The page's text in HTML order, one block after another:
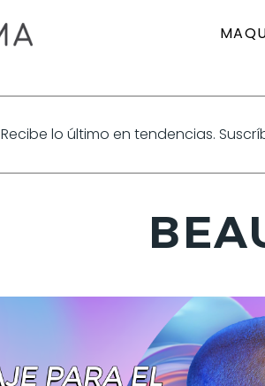
Recibe lo último en tendencias.